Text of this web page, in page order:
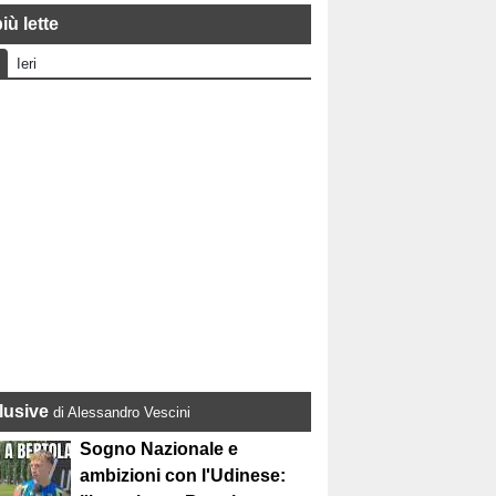
lette
Ieri
di Alessandro Vescini
Sogno Nazionale e
ambizioni con l'Udinese: